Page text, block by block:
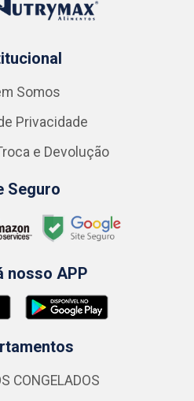
Somos
Privacidade
e Devolução
Seguro
nosso APP
CONGELADOS